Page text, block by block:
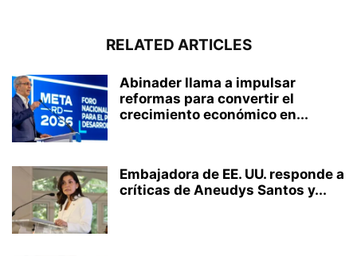
RELATED ARTICLES
Abinader llama a impulsar
reformas para convertir el
crecimiento económico en...
Embajadora de EE. UU. responde a
críticas de Aneudys Santos y...